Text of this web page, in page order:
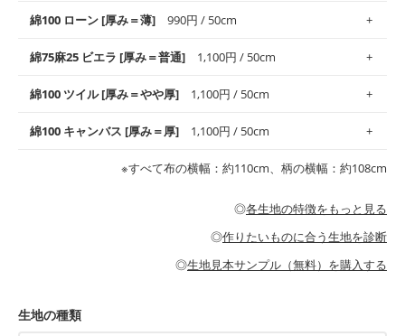
使いやすさNo.1！しなやかさと適度な張りを併せ持ち、通気性の
高さがオックス生地の特徴です。当サイトのオックス生地は、
般にお使いいただけます。
※レッスンバッグ、上履き袋などの通園通学グッズにはツイル生
・布団カバーなどの寝具、カーテン
柔らかくふんわりとした肌触りが特徴です。ベビー用品やハンカ
チなど直接肌に触れるアイテムに最適です。高い吸湿性・通気性
す。
・スタイ、おくるみなどのベビーグッズ
・ブラウス、チュニック、ワンピースなどの洋服
・パジャマなどの寝具
綿100 ローン [厚み＝薄] 990円 / 50cm
上質で薄手の平織りの生地です。軽やかさとなめらかな手触りの
良さが魅力。透け感があるので、涼しげなトップスなどに最適で
・ブラウス、シャツ、チュニックなどのトップス
綿75麻25 ビエラ [厚み＝普通] 1,100円 / 50cm
コットン75％リネン25％の当店のビエラ生地は、オックス生地よ
りもふんわりとした柔らかい質感と適度な落ち感を感じられるの
綿100 ツイル [厚み＝やや厚] 1,100円 / 50cm
綾織りの生地です。しっかりとした張りと厚みがありながらも柔
らかいのが特徴です。生地の厚みは中厚手です。1枚でも透け感
・カーテン、エプロン、テーブルクロスなどの暮らしのアイテム
・パンツ、タックスカートなどのボトムス
もっと詳しく見る
綿100 キャンバス [厚み＝厚] 1,100円 / 50cm
耐久性があります。トートバッグ・ポーチ・ペンケースなどの布
小物、インテリア用品に向いています。
・工作用エプロン
※すべて布の横幅：約110cm、柄の横幅：約108cm
◎各生地の特徴をもっと見る
◎作りたいものに合う生地を診断
◎生地見本サンプル（無料）を購入する
生地の種類